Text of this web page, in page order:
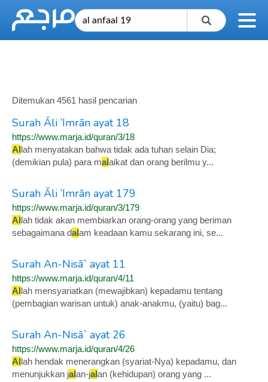
Ditemukan 4561 hasil pencarian
Surah Āli ’Imrān ayat 18
https://www.marja.id/quran/3/18
Allah menyatakan bahwa tidak ada tuhan selain Dia;
(demikian pula) para malaikat dan orang berilmu y...
Surah Āli ’Imrān ayat 179
https://www.marja.id/quran/3/179
Allah tidak akan membiarkan orang-orang yang beriman
sebagaimana dalam keadaan kamu sekarang ini, se...
Surah An-Nisā` ayat 11
https://www.marja.id/quran/4/11
Allah mensyariatkan (mewajibkan) kepadamu tentang
(pembagian warisan untuk) anak-anakmu, (yaitu) bag...
Surah An-Nisā` ayat 26
https://www.marja.id/quran/4/26
Allah hendak menerangkan (syariat-Nya) kepadamu, dan
menunjukkan jalan-jalan (kehidupan) orang yang ...